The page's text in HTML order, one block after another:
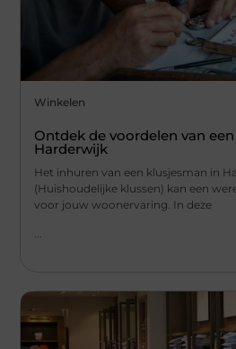
Winkelen
Ontdek de voordelen van
Harderwijk
Het inhuren van een klusjesman in
(Huishoudelijke klussen) kan een
voor jouw woonervaring. In deze
...